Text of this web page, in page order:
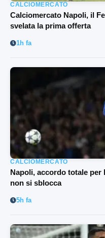
CALCIOMERCATO
Calciomercato Napoli, il
svelata la prima offerta
1h fa
CALCIOMERCATO
Napoli, accordo totale per
non si sblocca
5h fa